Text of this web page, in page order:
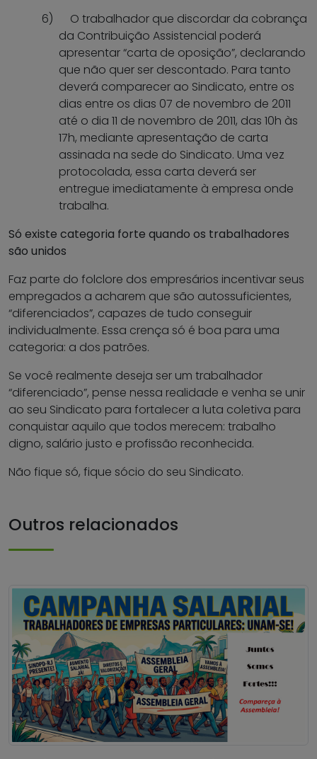
6)
O trabalhador que discordar da cobrança
da Contribuição Assistencial poderá
apresentar “carta de oposição”, declarando
que não quer ser descontado. Para tanto
deverá comparecer ao Sindicato, entre os
dias entre os dias 07 de novembro de 2011
até o dia 11 de novembro de 2011, das 10h às
17h, mediante apresentação de carta
assinada na sede do Sindicato. Uma vez
protocolada, essa carta deverá ser
entregue imediatamente à empresa onde
trabalha.
Só existe categoria forte quando os trabalhadores
são unidos
Faz parte do folclore dos empresários incentivar seus
empregados a acharem que são autossuficientes,
“diferenciados”, capazes de tudo conseguir
individualmente. Essa crença só é boa para uma
categoria: a dos patrões.
Se você realmente deseja ser um trabalhador
“diferenciado”, pense nessa realidade e venha se unir
ao seu Sindicato para fortalecer a luta coletiva para
conquistar aquilo que todos merecem: trabalho
digno, salário justo e profissão reconhecida.
Não fique só, fique sócio do seu Sindicato.
Outros relacionados